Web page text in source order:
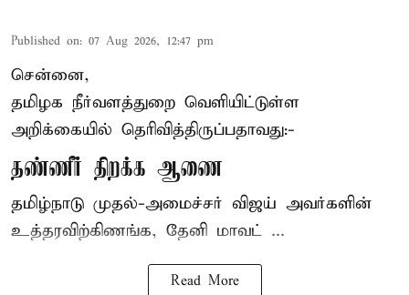
Published on: 07 Aug 2026, 12:47 pm
சென்னை,
தமிழக நீர்வளத்துறை வெளியிட்டுள்ள
அறிக்கையில் தெரிவித்திருப்பதாவது:-
தண்ணீர் திறக்க ஆணை
தமிழ்நாடு முதல்-அமைச்சர் விஜய் அவர்களின்
உத்தரவிற்கிணங்க, தேனி மாவட் ...
Read More